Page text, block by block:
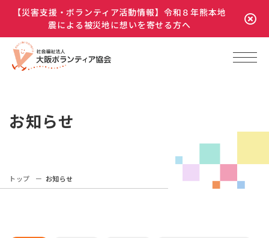
【災害支援・ボランティア活動情報】令和８年熊本地
震による被災地に想いを寄せる方へ
お知らせ
トップ お知らせ